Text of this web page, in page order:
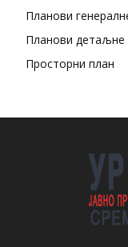
Планови
Планови детаљне
Просторни план